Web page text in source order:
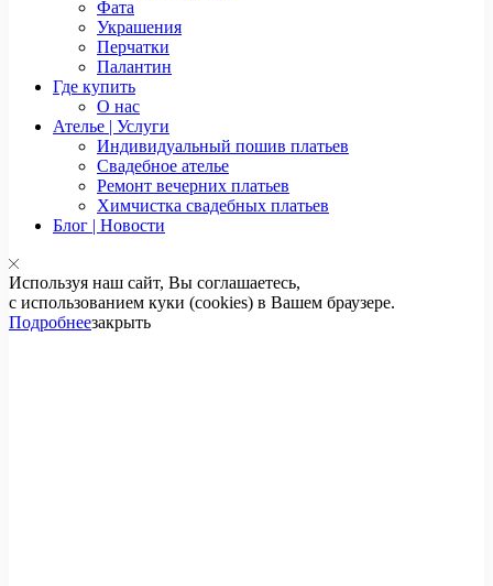
Фата
Украшения
Перчатки
Палантин
Где купить
О нас
Ателье | Услуги
Индивидуальный пошив платьев
Свадебное ателье
Ремонт вечерних платьев
Химчистка свадебных платьев
Блог | Новости
Используя наш сайт, Вы соглашаетесь,
с использованием куки (cookies) в Вашем браузере.
Подробнеезакрыть